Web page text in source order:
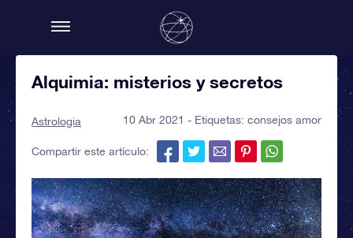
Alquimia: misterios y secretos
Astrologia 10 Abr 2021 - Etiquetas: consejos amor
Compartir este artículo: